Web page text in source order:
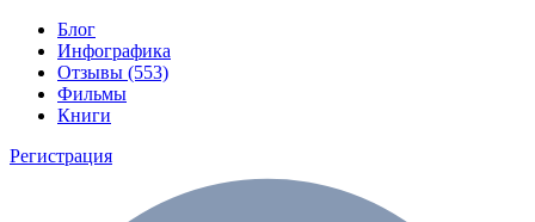
Блог
Инфографика
Отзывы (553)
Фильмы
Книги
Регистрация